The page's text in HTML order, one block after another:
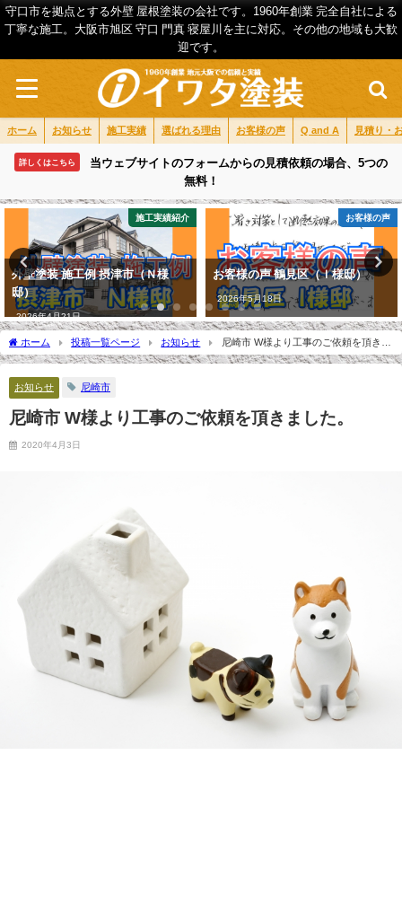
守口市を拠点とする外壁 屋根塗装の会社です。1960年創業 完全自社による
丁寧な施工。大阪市旭区 守口 門真 寝屋川を主に対応。その他の地域も大歓
迎です。
ホーム お知らせ 施工実績 選ばれる理由 お客様の声 Q and A 見積り・
詳しくはこちら
当ウェブサイトのフォームからの見積依頼の場合、5つの
無料！
施工実績紹介
外壁塗装 施工例 摂津市（Ｎ様
邸）
2026年4月21日
お客様の声
お客様の声 鶴見区（Ｉ様邸）
2026年5月18日
ホーム 投稿一覧ページ お知らせ
尼崎市 W様より工事のご依頼を頂きま
した。
お知らせ 尼崎市
尼崎市 W様より工事のご依頼を頂きました。
2020年4月3日